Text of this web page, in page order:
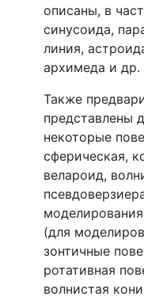
описаны, в
синусоида,
линия,
архимеда и др.
Также
представлены
некоторые
сферическая,
велароид,
(для
зонтичные
ротативная
волнистая